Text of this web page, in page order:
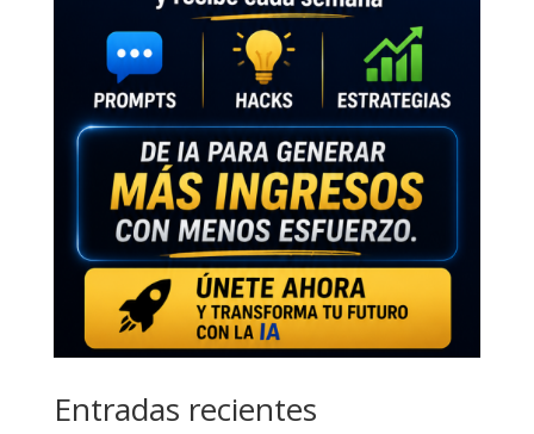
Entradas recientes